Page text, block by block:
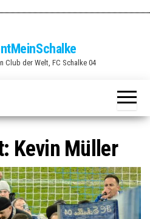
Club der Welt, FC Schalke 04
Kevin Müller